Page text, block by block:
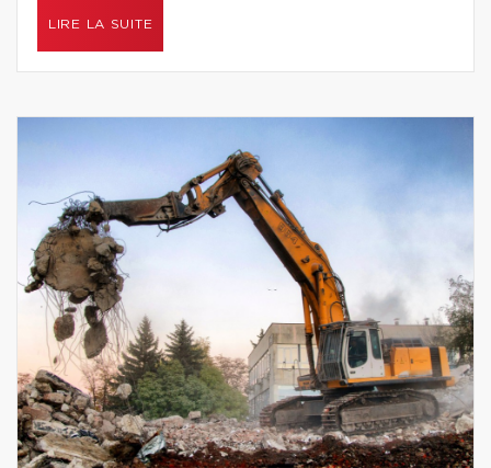
LIRE LA SUITE